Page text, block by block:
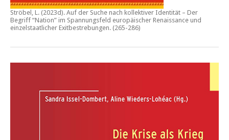
Ströbel, L. (2023d). Auf der Suche nach kollektiver Identität – Der
Begriff “Nation” im Spannungsfeld europäischer Renaissance und
einzelstaatlicher Exitbestrebungen. (265-286)